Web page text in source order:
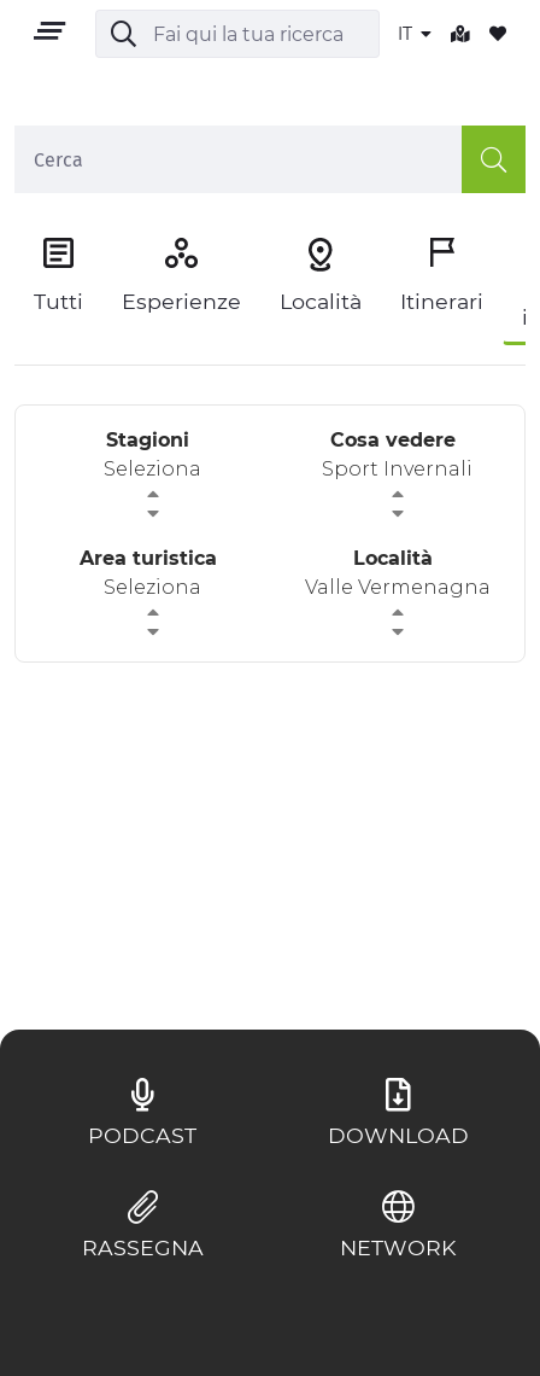
IT
IT
CULTURA
NATURA E BENESSERE
ESPERIENZE
OFFERTE
Tutti Esperienze Località Itinerari
Stagioni
Seleziona
Cosa vedere
Sport Invernali
Area turistica
Seleziona
Località
Valle Vermenagna
PODCAST DOWNLOAD
RASSEGNA NETWORK